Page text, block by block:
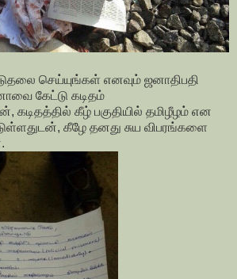
செய்யுங்கள் எனவும் ஜனாதிபதி
கேட்டு கடிதம்
கடிதத்தில் கீழ் பகுதியில் தமிழீழம் என
கீழே தனது சுய விபரங்களை